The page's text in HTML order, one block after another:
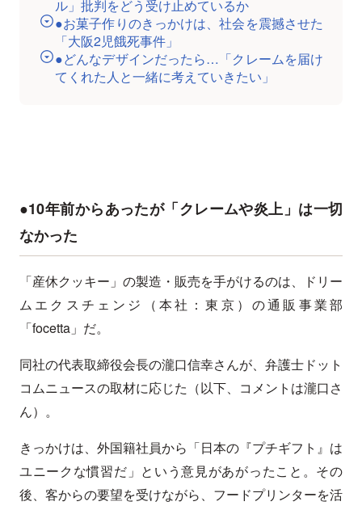
ル」批判をどう受け止めているか
●お菓子作りのきっかけは、社会を震撼させた
「大阪2児餓死事件」
●どんなデザインだったら…「クレームを届け
てくれた人と一緒に考えていきたい」
●10年前からあったが「クレームや炎上」は一切
なかった
「産休クッキー」の製造・販売を手がけるのは、ドリー
ムエクスチェンジ（本社：東京）の通販事業部
「focetta」だ。
同社の代表取締役会長の瀧口信幸さんが、弁護士ドット
コムニュースの取材に応じた（以下、コメントは瀧口さ
ん）。
きっかけは、外国籍社員から「日本の『プチギフト』は
ユニークな慣習だ」という意見があがったこと。その
後、客からの要望を受けながら、フードプリンターを活